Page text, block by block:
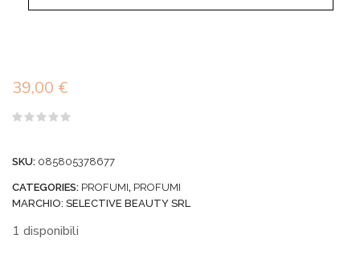
39,00 €
5
SKU: 085805378677
CATEGORIES: PROFUMI, PROFUMI
MARCHIO: SELECTIVE BEAUTY SRL
1 disponibili